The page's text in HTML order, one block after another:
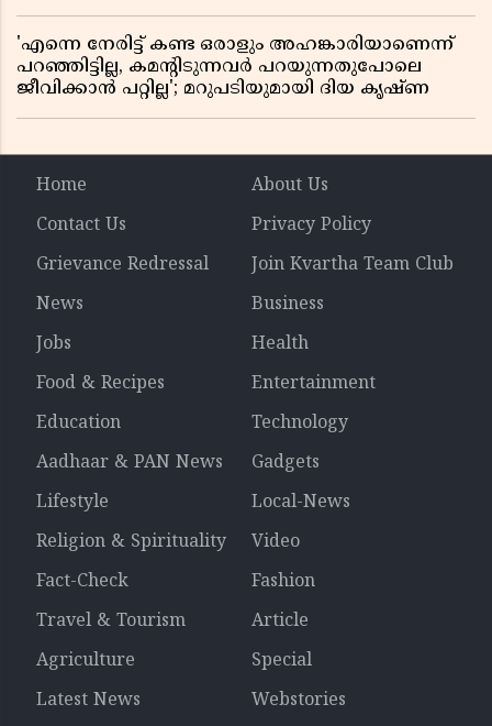
'എന്നെ നേരിട്ട് കണ്ട ഒരാളും അഹങ്കാരിയാണെന്ന്
പറഞ്ഞിട്ടില്ല, കമൻ്റിടുന്നവർ പറയുന്നതുപോലെ
ജീവിക്കാൻ പറ്റില്ല'; മറുപടിയുമായി ദിയ കൃഷ്ണ
Home
About Us
Contact Us
Privacy Policy
Grievance Redressal
Join Kvartha Team Club
News
Business
Jobs
Health
Food & Recipes
Entertainment
Education
Technology
Aadhaar & PAN News
Gadgets
Lifestyle
Local-News
Religion & Spirituality
Video
Fact-Check
Fashion
Travel & Tourism
Article
Agriculture
Special
Latest News
Webstories